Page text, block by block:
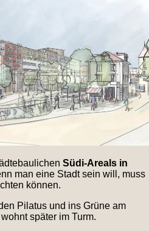
Südi-Areals in
man eine Stadt sein will, muss
können.
Pilatus und ins Grüne am
später im Turm.